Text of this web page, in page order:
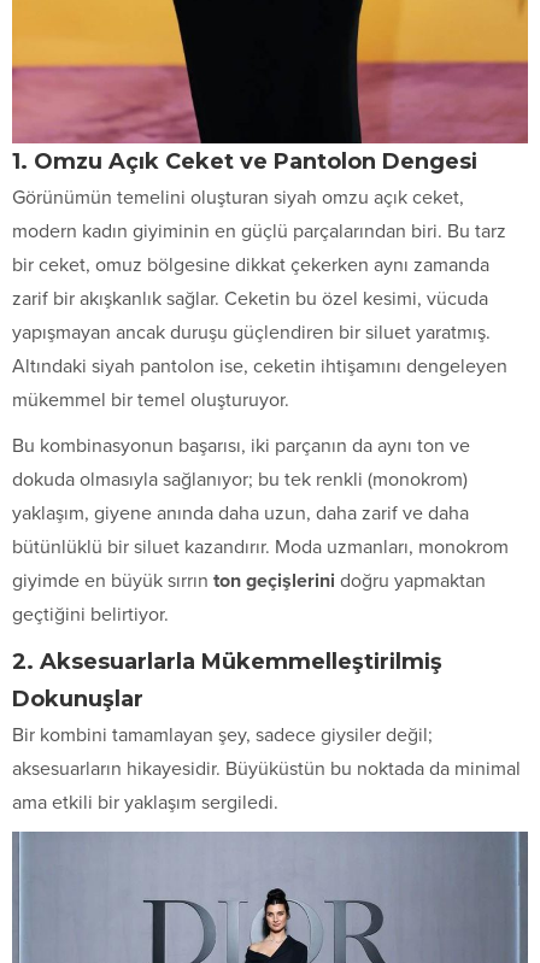
1. Omzu Açık Ceket ve Pantolon Dengesi
Görünümün temelini oluşturan siyah omzu açık ceket,
modern kadın giyiminin en güçlü parçalarından biri. Bu tarz
bir ceket, omuz bölgesine dikkat çekerken aynı zamanda
zarif bir akışkanlık sağlar. Ceketin bu özel kesimi, vücuda
yapışmayan ancak duruşu güçlendiren bir siluet yaratmış.
Altındaki siyah pantolon ise, ceketin ihtişamını dengeleyen
mükemmel bir temel oluşturuyor.
Bu kombinasyonun başarısı, iki parçanın da aynı ton ve
dokuda olmasıyla sağlanıyor; bu tek renkli (monokrom)
yaklaşım, giyene anında daha uzun, daha zarif ve daha
bütünlüklü bir siluet kazandırır. Moda uzmanları, monokrom
giyimde en büyük sırrın ton geçişlerini doğru yapmaktan
geçtiğini belirtiyor.
2. Aksesuarlarla Mükemmelleştirilmiş
Dokunuşlar
Bir kombini tamamlayan şey, sadece giysiler değil;
aksesuarların hikayesidir. Büyüküstün bu noktada da minimal
ama etkili bir yaklaşım sergiledi.